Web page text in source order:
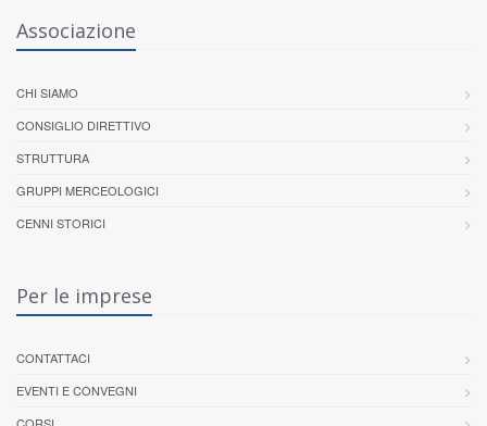
Associazione
CHI SIAMO
CONSIGLIO DIRETTIVO
STRUTTURA
GRUPPI MERCEOLOGICI
CENNI STORICI
Per le imprese
CONTATTACI
EVENTI E CONVEGNI